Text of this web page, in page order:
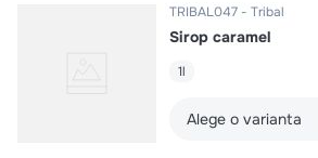
TRIBAL047 Tribal
Sirop caramel
1l
Alege o varianta